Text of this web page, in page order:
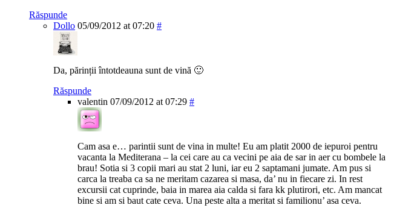
Răspunde
Dollo 05/09/2012 at 07:20 #
Da, părinții întotdeauna sunt de vină 🙂
Răspunde
valentin 07/09/2012 at 07:29 #
Cam asa e… parintii sunt de vina in multe! Eu am platit 2000 de iepuroi pentru
vacanta la Mediterana – la cei care au ca vecini pe aia de sar in aer cu bombele la
brau! Sotia si 3 copii mari au stat 2 luni, iar eu 2 saptamani jumate. Am pus si
carca la treaba ca sa ne meritam cazarea si masa, da’ nu in fiecare zi. In rest
excursii cat cuprinde, baia in marea aia calda si fara kk plutirori, etc. Am mancat
bine si am si baut cate ceva. Una peste alta a meritat si familionu’ asa ceva.